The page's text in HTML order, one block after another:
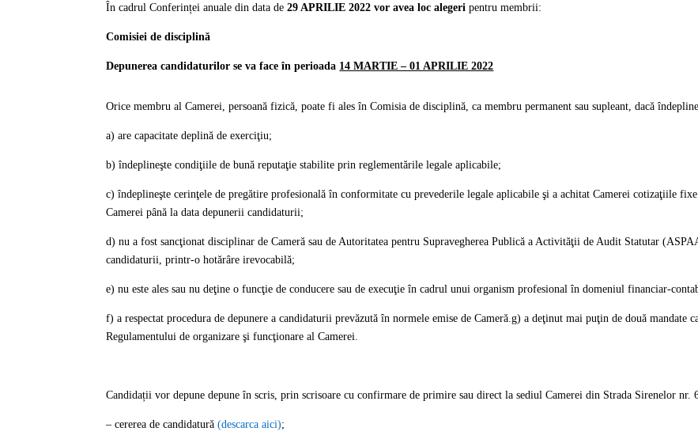
În cadrul Conferinței anuale din data de 29 APRILIE 2022 vor avea loc alegeri pentru membrii:
Comisiei de disciplină
Depunerea candidaturilor se va face în perioada 14 MARTIE – 01 APRILIE 2022
Orice membru al Camerei, persoană fizică, poate fi ales în Comisia de disciplină, ca membru permanent sau supleant, dacă
a)are capacitate deplină de exerciţiu;
b)îndeplineşte condiţiile de bună reputaţie stabilite prin reglementările legale aplicabile;
c)îndeplineşte cerinţele de pregătire profesională în conformitate cu prevederile legale aplicabile şi a achitat Camerei cotizaţiile
Camerei până la data depunerii candidaturii;
d)nu a fost sancţionat disciplinar de Cameră sau de Autoritatea pentru Supravegherea Publică a Activităţii de Audit Statutar
candidaturii, printr-o hotărâre irevocabilă;
e)nu este ales sau nu deţine o funcţie de conducere sau de execuţie în cadrul unui organism profesional în domeniul financiar-
f)a respectat procedura de depunere a candidaturii prevăzută în normele emise de Cameră.g) a deţinut mai puţin de două mandate
Regulamentului de organizare şi funcţionare al Camerei.
Candidații vor depune depune în scris, prin scrisoare cu confirmare de primire sau direct la sediul Camerei din Strada Sirenelor
– cererea de candidatură (descarca aici);